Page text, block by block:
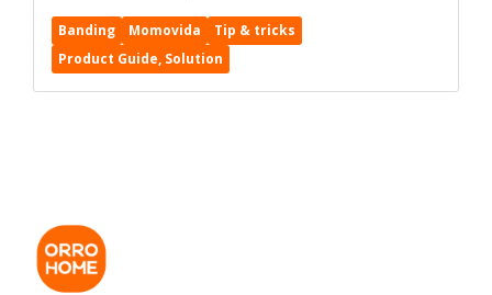
Banding Momovida
Tip & tricks
Product Guide, Solution